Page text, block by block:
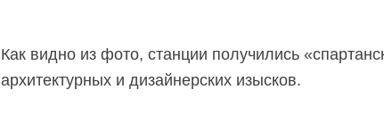
Как видно из фото, станции получились
архитектурных и дизайнерских изысков.